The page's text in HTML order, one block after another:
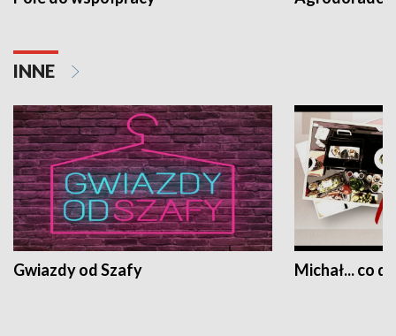
INNE
Gwiazdy od Szafy Michał... co